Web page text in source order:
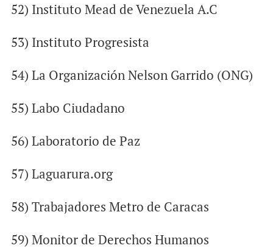
52) Instituto Mead de Venezuela A.C
53) Instituto Progresista
54) La Organización Nelson Garrido (ONG)
55) Labo Ciudadano
56) Laboratorio de Paz
57) Laguarura.org
58) Trabajadores Metro de Caracas
59) Monitor de Derechos Humanos